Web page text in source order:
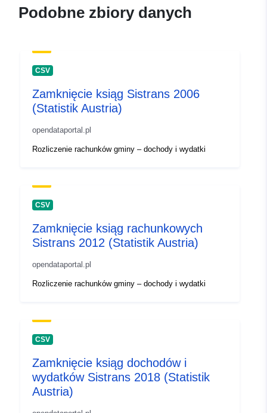
Podobne zbiory danych
CSV
Zamknięcie ksiąg Sistrans 2006
(Statistik Austria)
opendataportal.pl
Rozliczenie rachunków gminy – dochody i wydatki
CSV
Zamknięcie ksiąg rachunkowych
Sistrans 2012 (Statistik Austria)
opendataportal.pl
Rozliczenie rachunków gminy – dochody i wydatki
CSV
Zamknięcie ksiąg dochodów i
wydatków Sistrans 2018 (Statistik
Austria)